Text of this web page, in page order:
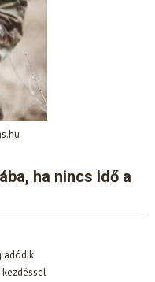
ha nincs idő a
adódik